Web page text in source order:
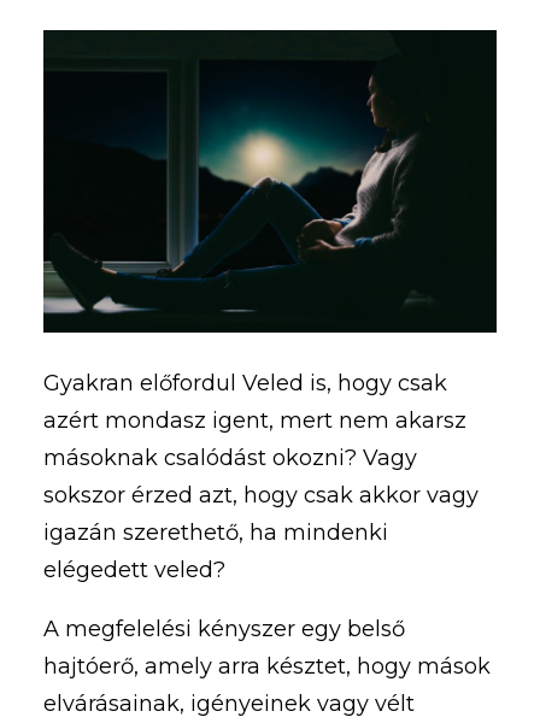
Gyakran előfordul Veled is, hogy csak
azért mondasz igent, mert nem akarsz
másoknak csalódást okozni? Vagy
sokszor érzed azt, hogy csak akkor vagy
igazán szerethető, ha mindenki
elégedett veled?
A megfelelési kényszer egy belső
hajtóerő, amely arra késztet, hogy mások
elvárásainak, igényeinek vagy vélt